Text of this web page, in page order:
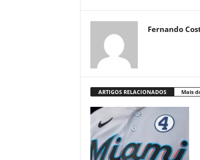
Fernando
ARTIGOS RELACIONADOS Mais